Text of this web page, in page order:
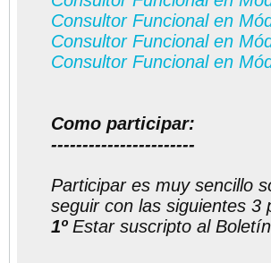
Consultor Funcional en
Consultor Funcional en
Consultor Funcional en
Como participar:
-----------------------
Participar es muy sencillo
seguir con las siguientes 3
1ºEstar suscripto al